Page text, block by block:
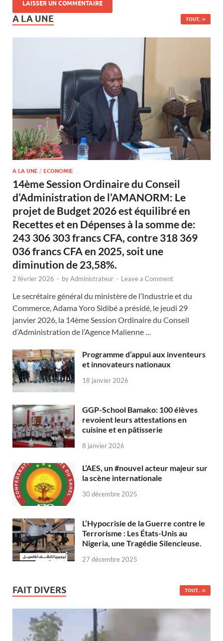
A LA UNE TOUT..
A LA UNE / ECONOMIE
14ème Session Ordinaire du Conseil
d’Administration de l’AMANORM: Le
projet de Budget 2026 est équilibré en
Recettes et en Dépenses à la somme de:
243 306 303 francs CFA, contre 318 369
036 francs CFA en 2025, soit une
diminution de 23,58%.
2 février 2026 - byAdministrateur - Leave a Comment
Le secrétaire général du ministère de l’Industrie et du
Commerce, Adama Yoro Sidibé a présidé, le jeudi 29
janvier 2026, la 14ème Session Ordinaire du Conseil
d’Administration de l’Agence Malienne …
Programme d’appui aux inventeurs
et innovateurs nationaux
18 janvier 2026
GGP-School Bamako: 100 élèves
revoient leurs attestations en
cuisine et en pâtisserie
8 janvier 2026
L’AES, un #nouvel acteur majeur sur
la scène internationale
30 décembre 2025
L’Hypocrisie de la Guerre contre le
Terrorisme : Les États-Unis au
Nigeria, une Tragédie Silencieuse.
27 décembre 2025
FAIT DIVERS TOUT...